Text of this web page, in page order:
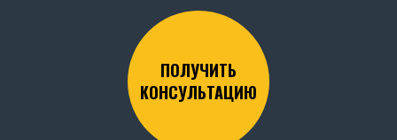
ПОЛУЧИТЬ
КОНСУЛЬТАЦИЮ